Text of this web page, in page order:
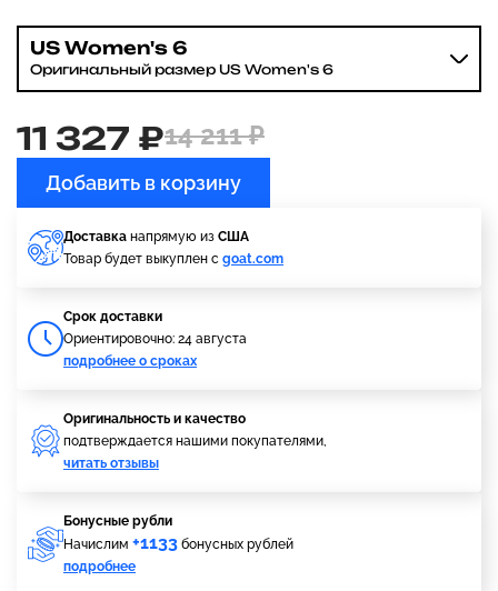
US Women's 6
Оригинальный размер US Women's 6
11 327 ₽14 211 ₽
Добавить в корзину
Доставка напрямую из США
Товар будет выкуплен с goat.com
Cрок доставки
Ориентировочно: 24 августа
подробнее о сроках
Оригинальность и качество
подтверждается нашими покупателями,
читать отзывы
Бонусные рубли
Начислим +1133 бонусных рублей
подробнее